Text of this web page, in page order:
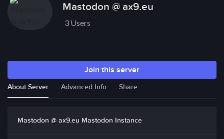
Mastodon @ ax9.eu
3 Users
Join this server
About Server Advanced Info Share
Mastodon @ ax9.eu Mastodon Instance